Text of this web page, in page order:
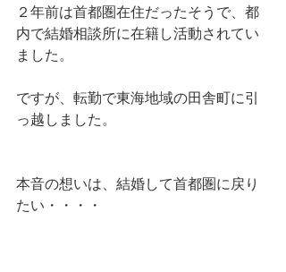
２年前は首都圏在住だったそうで、都
内で結婚相談所に在籍し活動されてい
ました。
ですが、転勤で東海地域の田舎町に引
っ越しました。
本音の想いは、結婚して首都圏に戻り
たい・・・・